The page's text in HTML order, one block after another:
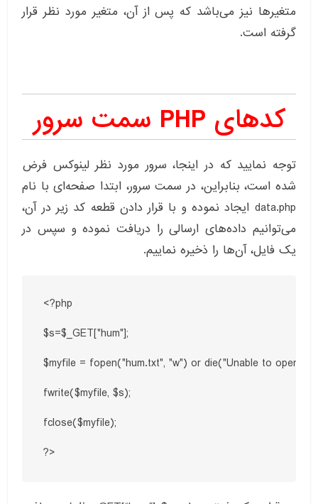
متغیرها نیز می‌باشد که پس از آن، متغیر مورد نظر قرار
گرفته است.
کدهای PHP سمت سرور
توجه نمایید که در اینجا، سرور مورد نظر لینوکس فرض
شده است، بنابراین، در سمت سرور، ابتدا صفحه‌ای با نام
data.php ایجاد نموده و با قرار دادن قطعه کد زیر در آن،
می‌توانیم داده‌های ارسالی را دریافت نموده و سپس در
یک فایل، آن‌ها را ذخیره نماییم.
<?php
$s=$_GET["hum"];
$myfile = fopen("hum.txt", "w") or die("Unable to open
fwrite($myfile, $s);
fclose($myfile);
?>